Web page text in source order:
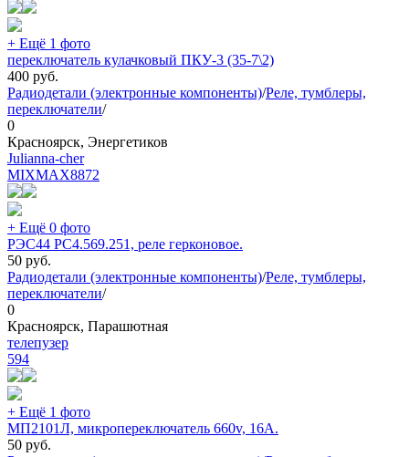
+ Ещё 1 фото
переключатель кулачковый ПКУ-3 (35-7\2)
400 руб.
Радиодетали (электронные компоненты)/Реле, тумблеры,
переключатели/
0
Красноярск, Энергетиков
Julianna-cher
MIXMAX8872
+ Ещё 0 фото
РЭС44 РС4.569.251, реле герконовое.
50 руб.
Радиодетали (электронные компоненты)/Реле, тумблеры,
переключатели/
0
Красноярск, Парашютная
телепузер
594
+ Ещё 1 фото
МП2101Л, микропереключатель 660v, 16А.
50 руб.